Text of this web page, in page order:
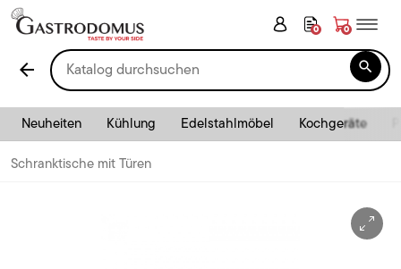
0 0
arrow_back 
Neuheiten Kühlung Edelstahlmöbel Kochgeräte
Schranktische mit Türen